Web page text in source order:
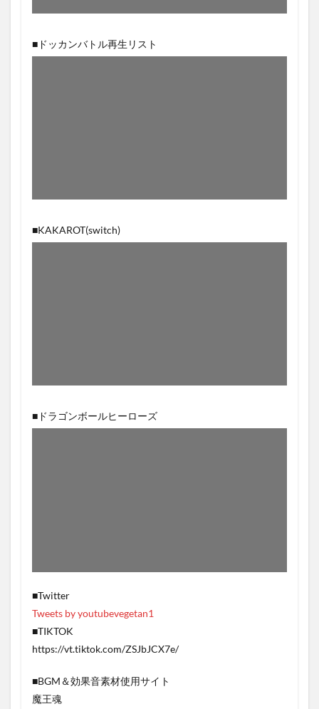
■ドッカンバトル再生リスト
■KAKAROT(switch)
■ドラゴンボールヒーローズ
■Twitter
Tweets by youtubevegetan1
■TIKTOK
https://vt.tiktok.com/ZSJbJCX7e/
■BGM＆効果音素材使用サイト
魔王魂